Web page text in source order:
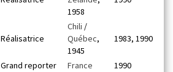
1958
Réalisatrice
Chili /
Québec,
1945
1983, 1990
Grand reporter France 1990